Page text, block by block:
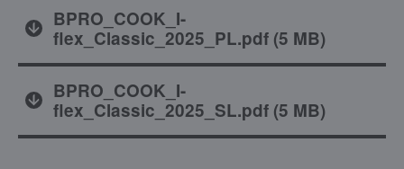
BPRO_COOK_I-
flex_Classic_2025_PL.pdf(5 MB)
BPRO_COOK_I-
flex_Classic_2025_SL.pdf(5 MB)